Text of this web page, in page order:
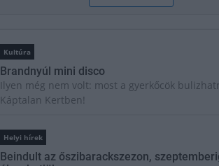
Kultúra
Brandnyúl mini disco
Ilyen még nem volt: most a gyerkőcök
Káptalan Kertben!
Helyi hírek
Beindult az őszibarackszezon,